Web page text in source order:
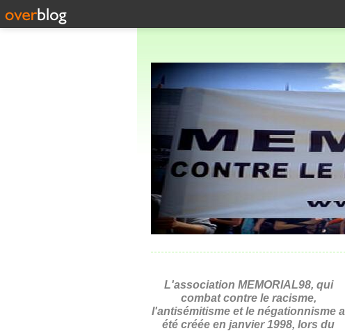
L'association MEMORIAL98, qui
combat contre le racisme,
l'antisémitisme et le négationnisme a
été créée en janvier 1998, lors du